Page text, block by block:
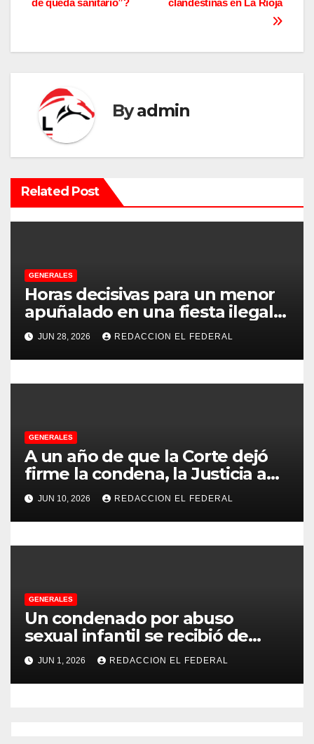
e
a
c
ó
n
e
e
n
a
d
a
s
Byadmin
Related Post
GENERALES
Horas decisivas para un menor
apuñalado en una fiesta ilegal
con más de 500 asistentes en
Chilecito
JUN 28, 2026 REDACCION EL FEDERAL
GENERALES
A un año de que la Corte dejó
firme la condena, la Justicia aún
no pudo decomisarle ni un peso
a CFK
JUN 10, 2026 REDACCION EL FEDERAL
GENERALES
Un condenado por abuso
sexual infantil se recibió de
psicopedagogo dentro del
Servicio Penitenciario de La
Rioja
JUN 1, 2026 REDACCION EL FEDERAL